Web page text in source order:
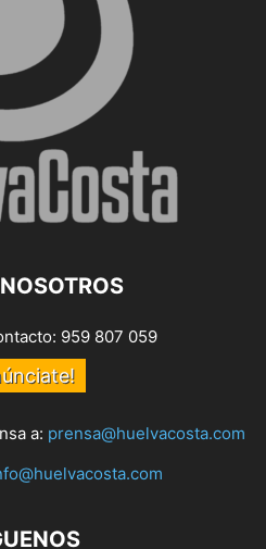
959 807 059
a: prensa@huelvacosta.com